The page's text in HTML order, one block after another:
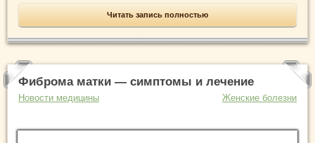
Читать запись полностью
Фиброма матки — симптомы и лечение
Новости медицины Женские болезни